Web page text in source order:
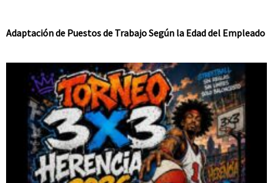
Adaptación de Puestos de Trabajo Según la Edad del Empleado